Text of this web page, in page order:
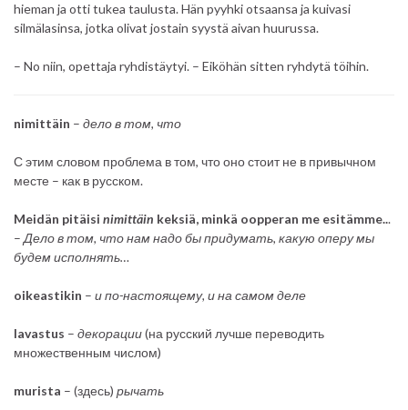
hieman ja otti tukea taulusta. Hän pyyhki otsaansa ja kuivasi
silmälasinsa, jotka olivat jostain syystä aivan huurussa.
– No niin, opettaja ryhdistäytyi. – Eiköhän sitten ryhdytä töihin.
nimittäin – дело в том, что
С этим словом проблема в том, что оно стоит не в привычном
месте – как в русском.
Meidän pitäisi nimittäin keksiä, minkä oopperan me esitämme...
– Дело в том, что нам надо бы придумать, какую оперу мы
будем исполнять…
oikeastikin – и по-настоящему, и на самом деле
lavastus – декорации(на русский лучше переводить
множественным числом)
murista – (здесь) рычать